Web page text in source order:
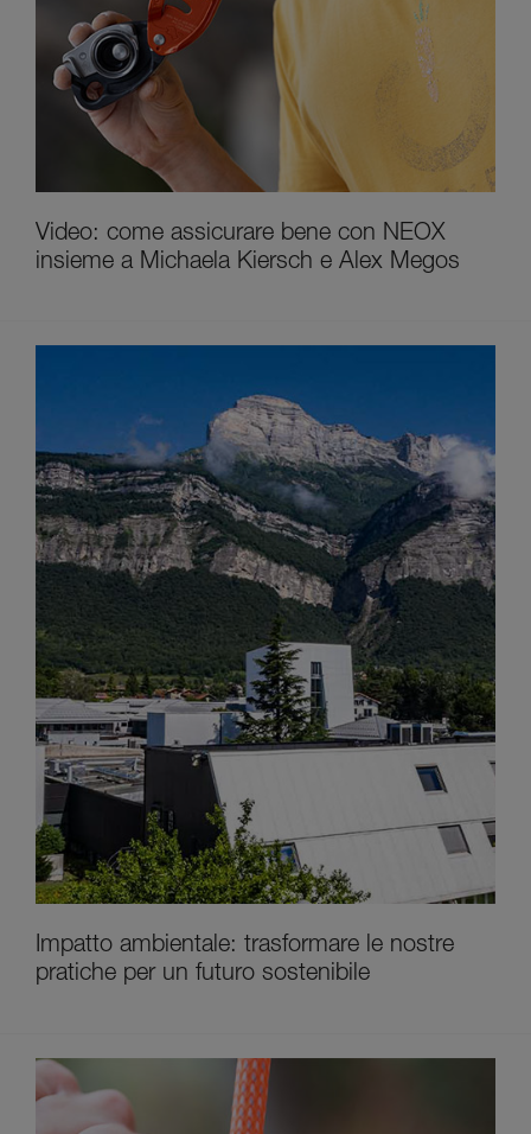
Video: come assicurare bene con NEOX
insieme a Michaela Kiersch e Alex Megos
Impatto ambientale: trasformare le nostre
pratiche per un futuro sostenibile